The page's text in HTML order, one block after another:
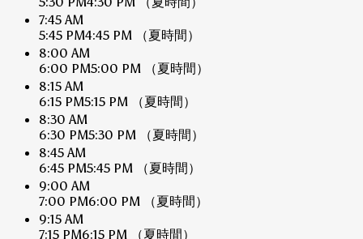
7:45 AM
5:45 PM4:45 PM
（夏時間）
8:00 AM
6:00 PM5:00 PM
（夏時間）
8:15 AM
6:15 PM5:15 PM
（夏時間）
8:30 AM
6:30 PM5:30 PM
（夏時間）
8:45 AM
6:45 PM5:45 PM
（夏時間）
9:00 AM
7:00 PM6:00 PM
（夏時間）
9:15 AM
7:15 PM6:15 PM （夏時間）